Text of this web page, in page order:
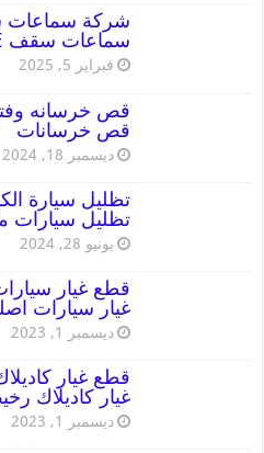
سماعات سقف BOSE أصلية
فبراير 5, 2025
قص خرسانات
ديسمبر 18, 2024
تظليل سيارات
يونيو 28, 2024
غيار سيارات
ديسمبر 1, 2023
غيار كاديلاك
ديسمبر 1, 2023